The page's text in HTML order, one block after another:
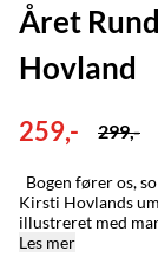
Året
Hovland
259,- 299,-
Kirsti Hovlands
illustreret med mange smukke
vinter. Kirsti Hovland har ladet sig inspirerer af, er bl.a. iskrystaller,
Les mer